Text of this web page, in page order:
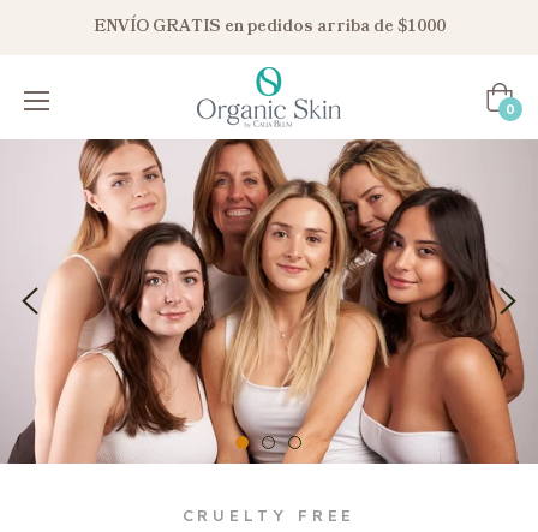
ENVÍO GRATIS en pedidos arriba de $1000
0
CRUELTY FREE